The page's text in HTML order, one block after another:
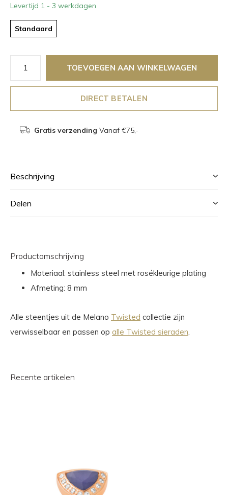
Levertijd 1 - 3 werkdagen
Standaard
TOEVOEGEN AAN WINKELWAGEN
DIRECT BETALEN
Gratis verzending Vanaf €75,-
Beschrijving
Delen
Productomschrijving
Materiaal: stainless steel met rosékleurige plating
Afmeting: 8 mm
Alle steentjes uit de Melano Twisted collectie zijn
verwisselbaar en passen op alle Twisted sieraden
Recente artikelen